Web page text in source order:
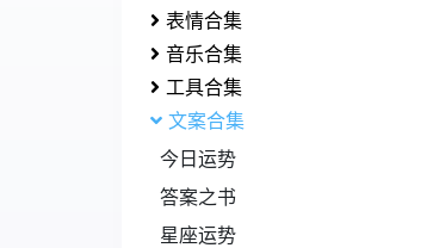
表情合集
音乐合集
工具合集
文案合集
今日运势
答案之书
星座运势